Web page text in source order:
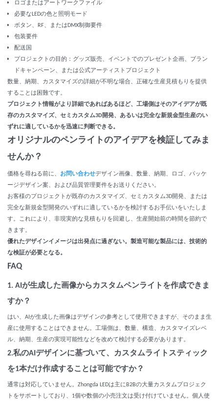
ロゴまたはアートワークファイル
必要なLEDの色と照明モード
ボタン、RF、またはDMX制御要件
包装要件
配送国
プロジェクトの目的：グッズ販売、イベントでのプレゼント企画、ブラン
ドキャンペーン、または公式アーティストプロジェクト
数量、納期、カスタマイズの詳細が不明な場合、正確な生産見積もりを提供
することは困難です。
プロジェクト情報がより詳細であればあるほど、工場側はそのアイデアが既
存のカスタマイズ、セミカスタム3D開発、あるいは完全な新規金型生産のい
ずれに適しているかを迅速に判断できる。
オリジナルのペンライトのアイデアを検証してみま
せんか？
価格を尋ねる前に、 お問い合わせデザイン画像、数量、納期、ロゴ、パッケ
ージデザイン案、および品質管理要件をお送りください。
お客様のプロジェクトが既存のカスタマイズ、セミカスタム3D開発、または
完全な新規金型開発のいずれに適しているかを検討するお手伝いをいたしま
す。これにより、非現実的な見積もりを回避し、生産開始前の時間を節約で
きます。
優れたデザインイメージは出発点に過ぎない。製造可能な製品には、技術的
な検証が必要となる。
FAQ
1. AIが生成した画像からカスタムペンライトを作成できま
すか？
はい、AIが生成した画像はデザインの参考として使用できますが、そのまま生
産に使用することはできません。工場側は、数量、構造、カスタマイズレベ
ル、納期、生産の実現可能性などを改めて検討する必要があります。
2.私のAIデザインに基づいて、カスタムライトスティック
を1本だけ作成することは可能ですか？
通常は対応していません。Zhongda LEDは主にB2Bの大量カスタムプロジェク
トをサポートしており、1個や数個の小売注文は受け付けていません。個人使